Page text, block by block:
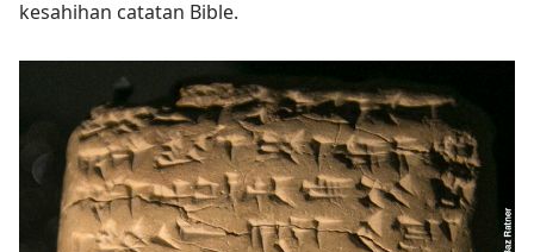
kesahihan catatan Bible.